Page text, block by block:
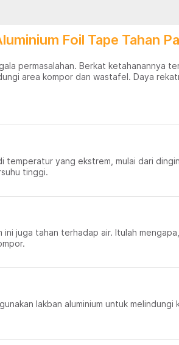
Foil Tape Tahan
permasalahan. Berkat ketahanannya
area kompor dan wastafel. Daya
temperatur yang ekstrem, mulai dari
tinggi.
ini juga tahan terhadap air. Itulah
lakban aluminium untuk